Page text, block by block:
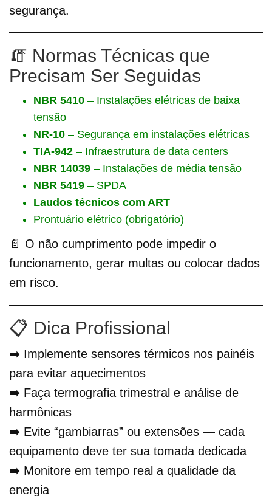
segurança.
🧯 Normas Técnicas que
Precisam Ser Seguidas
NBR 5410 – Instalações elétricas de baixa
tensão
NR-10 – Segurança em instalações elétricas
TIA-942 – Infraestrutura de data centers
NBR 14039 – Instalações de média tensão
NBR 5419 – SPDA
Laudos técnicos com ART
Prontuário elétrico (obrigatório)
📄 O não cumprimento pode impedir o
funcionamento, gerar multas ou colocar dados
em risco.
📋 Dica Profissional
➡️ Implemente sensores térmicos nos painéis
para evitar aquecimentos
➡️ Faça termografia trimestral e análise de
harmônicas
➡️ Evite “gambiarras” ou extensões — cada
equipamento deve ter sua tomada dedicada
➡️ Monitore em tempo real a qualidade da
energia